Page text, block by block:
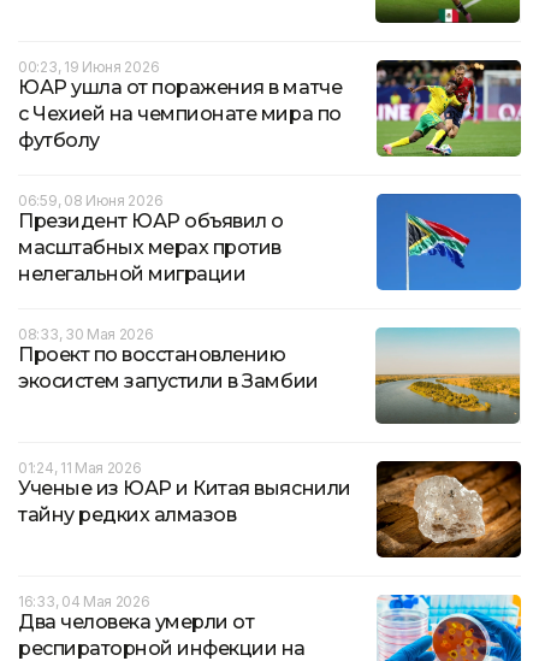
00:23, 19 Июня 2026
ЮАР ушла от поражения в матче
с Чехией на чемпионате мира по
футболу
06:59, 08 Июня 2026
Президент ЮАР объявил о
масштабных мерах против
нелегальной миграции
08:33, 30 Мая 2026
Проект по восстановлению
экосистем запустили в Замбии
01:24, 11 Мая 2026
Ученые из ЮАР и Китая выяснили
тайну редких алмазов
16:33, 04 Мая 2026
Два человека умерли от
респираторной инфекции на